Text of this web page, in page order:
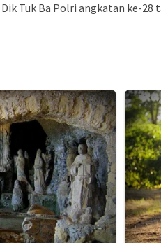
Tuk Ba Polri angkatan ke-